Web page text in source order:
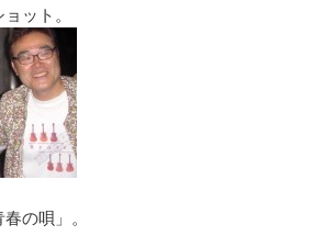
ット。
の唄」。